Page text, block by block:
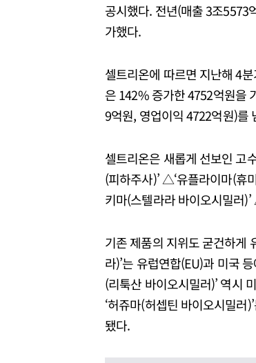
공시했다. 전년(매출 3조5573
가했다.
셀트리온에 따르면 지난해 4
은 142% 증가한 4752억원을
9억원, 영업이익 4722억원)를
셀트리온은 새롭게 선보인 고
(피하주사)’ △‘유플라이마(휴
키마(스텔라라 바이오시밀러
기존 제품의 지위도 굳건하게
라)’는 유럽연합(EU)과 미국
(리툭산 바이오시밀러)’ 역시
‘허쥬마(허셉틴 바이오시밀러
됐다.